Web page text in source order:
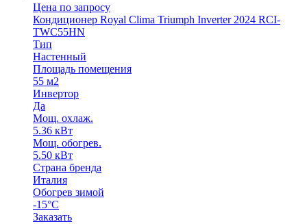
Цена по запросу
Кондиционер Royal Clima Triumph Inverter 2024 RCI-
TWC55HN
Тип
Настенный
Площадь помещения
55 м2
Инвертор
Да
Мощ. охлаж.
5.36 кВт
Мощ. обогрев.
5.50 кВт
Страна бренда
Италия
Обогрев зимой
-15°С
Заказать